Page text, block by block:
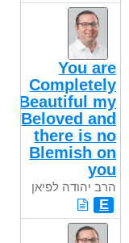
You are
Completely
Beautiful my
Beloved and
there is no
Blemish on
you
הרב יהודה לפיאן
E